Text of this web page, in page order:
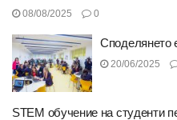
08/08/2025 0
Споделянето
20/06/2025
STEM обучение на студенти